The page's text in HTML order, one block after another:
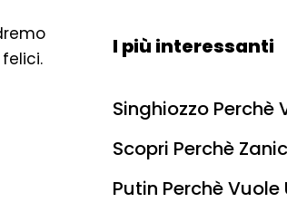
I più interessanti
Singhiozzo Perchè
Scopri Perchè
Putin Perchè Vuole